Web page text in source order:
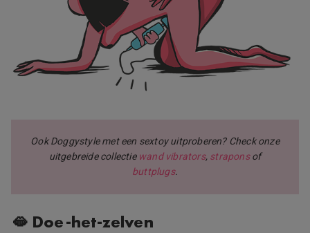
Ook Doggystyle met een sextoy uitproberen? Check onze
uitgebreide collectie wand vibrators, straponsof
buttplugs.
🫦 Doe-het-zelven